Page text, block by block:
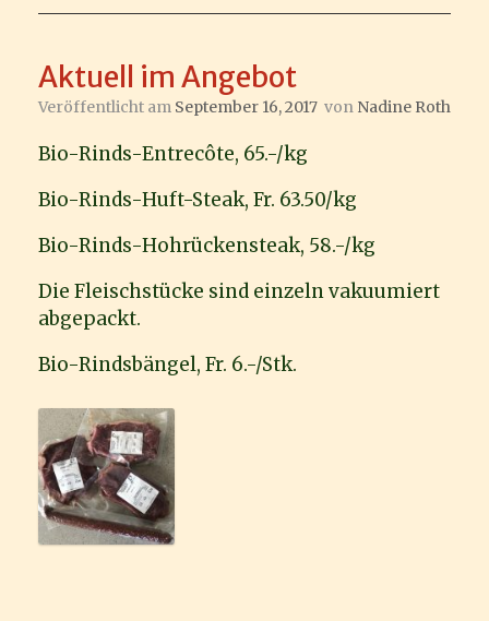
Aktuell im Angebot
Veröffentlicht am September 16, 2017 von Nadine Roth
Bio-Rinds-Entrecôte, 65.-/kg
Bio-Rinds-Huft-Steak, Fr. 63.50/kg
Bio-Rinds-Hohrückensteak, 58.-/kg
Die Fleischstücke sind einzeln vakuumiert
abgepackt.
Bio-Rindsbängel, Fr. 6.-/Stk.